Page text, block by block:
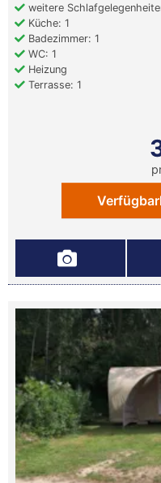
weitere
Küche: 1
Badezimmer: 1
WC: 1
Heizung
Terrasse: 1